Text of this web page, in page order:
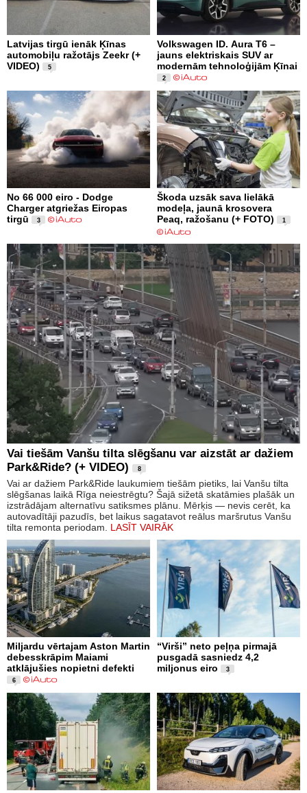
Latvijas tirgū ienāk Ķīnas
automobiļu ražotājs Zeekr (+
VIDEO)
5
Volkswagen ID. Aura T6 –
jauns elektriskais SUV ar
modernām tehnoloģijām Ķīnai
2
No 66 000 eiro - Dodge
Charger atgriežas Eiropas
tirgū
3
Škoda uzsāk sava lielākā
modeļa, jaunā krosovera
Peaq, ražošanu (+ FOTO)
1
Vai tiešām Vanšu tilta slēgšanu var aizstāt ar dažiem
Park&Ride? (+ VIDEO)
8
Vai ar dažiem Park&Ride laukumiem tiešām pietiks, lai Vanšu tilta
slēgšanas laikā Rīga neiestrēgtu? Šajā sižetā skatāmies plašāk un
izstrādājam alternatīvu satiksmes plānu. Mērķis — nevis cerēt, ka
autovadītāji pazudīs, bet laikus sagatavot reālus maršrutus Vanšu
tilta remonta periodam. LASĪT VAIRĀK
Miljardu vērtajam Aston Martin
debesskrāpim Maiami
atklājušies nopietni defekti
6
“Virši” neto peļņa pirmajā
pusgadā sasniedz 4,2
miljonus eiro
3